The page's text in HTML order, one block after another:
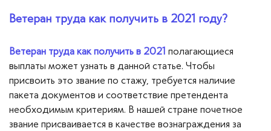
Вопросы — ответы
Новости
Контакты
Ветеран труда как получить в 2021 году?
Ветеран труда как получить в 2021 полагающиеся
выплаты может узнать в данной статье. Чтобы
присвоить это звание по стажу, требуется наличие
пакета документов и соответствие претендента
необходимым критериям. В нашей стране почетное
звание присваивается в качестве вознаграждения за